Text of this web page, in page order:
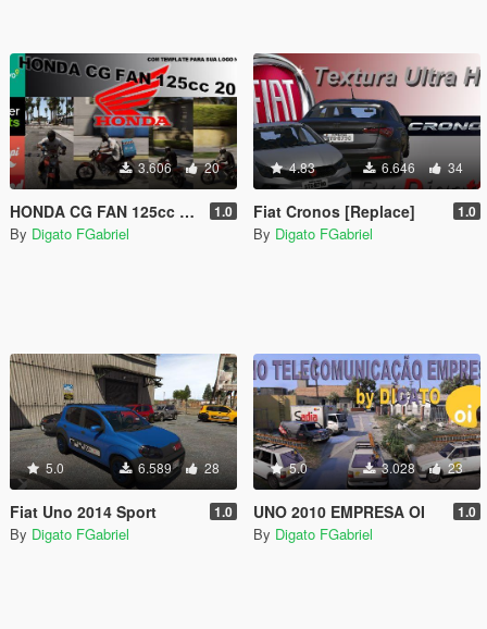
3.606 20
HONDA CG FAN 125cc DELIVERY 1.0
By Digato FGabriel
4.83 6.646 34
Fiat Cronos [Replace] 1.0
By Digato FGabriel
5.0 6.589 28
Fiat Uno 2014 Sport 1.0
By Digato FGabriel
5.0 3.028 23
UNO 2010 EMPRESA OI 1.0
By Digato FGabriel